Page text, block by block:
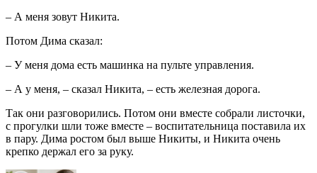
– А меня зовут Никита.
Потом Дима сказал:
– У меня дома есть машинка на пульте управления.
– А у меня, – сказал Никита, – есть железная дорога.
Так они разговорились. Потом они вместе собрали листочки,
с прогулки шли тоже вместе – воспитательница поставила их
в пару. Дима ростом был выше Никиты, и Никита очень
крепко держал его за руку.